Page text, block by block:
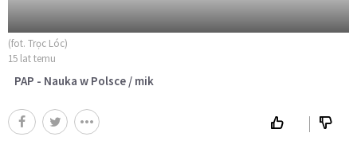
(fot. Trọc Lóc)
15 lat temu
PAP - Nauka w Polsce / mik